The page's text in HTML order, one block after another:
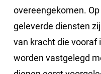
overeengekomen.
geleverde diensten
van kracht die vooraf
worden vastgelegd